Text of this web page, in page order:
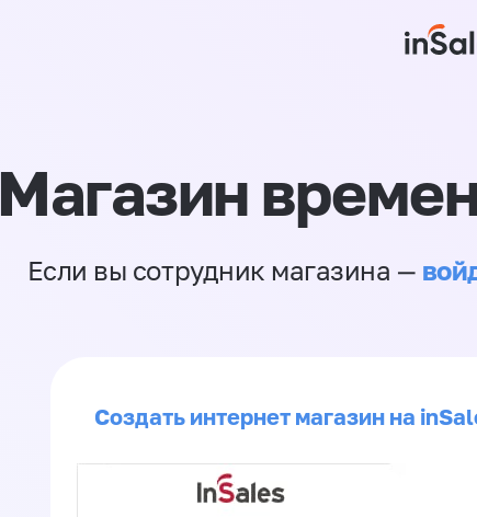
Магазин
Если вы сотрудник магазина —
Создать интернет магазин на